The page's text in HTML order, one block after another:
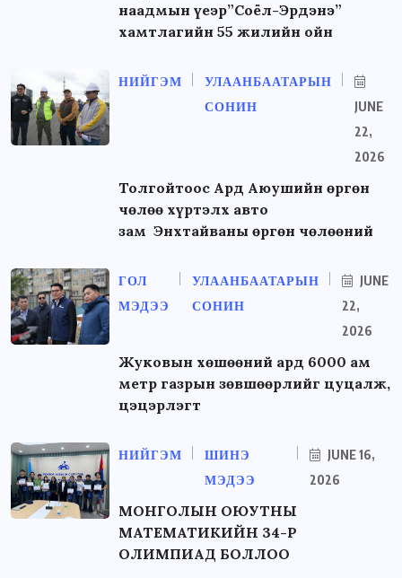
наадмын үеэр”Соёл-Эрдэнэ”
хамтлагийн 55 жилийн ойн
НИЙГЭМ
УЛААНБААТАРЫН
СОНИН
JUNE
22,
2026
Толгойтоос Ард Аюушийн өргөн
чөлөө хүртэлх авто
зам Энхтайваны өргөн чөлөөний
ГОЛ
МЭДЭЭ
УЛААНБААТАРЫН
СОНИН
JUNE
22,
2026
Жуковын хөшөөний ард 6000 ам
метр газрын зөвшөөрлийг цуцалж,
цэцэрлэгт
НИЙГЭМ
ШИНЭ
МЭДЭЭ
JUNE 16,
2026
МОНГОЛЫН ОЮУТНЫ
МАТЕМАТИКИЙН 34-Р
ОЛИМПИАД БОЛЛОО